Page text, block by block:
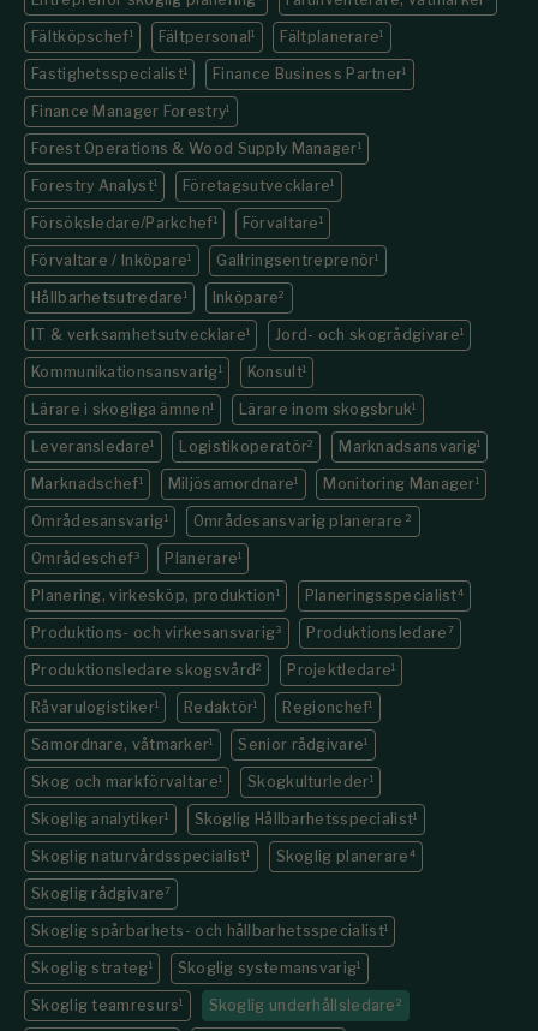
Fältköpschef1 Fältpersonal1 Fältplanerare1
Fastighets­specialist1 Finance Business Partner1
Finance Manager Forestry1
Forest Operations & Wood Supply Manager1
Forestry Analyst1 Företagsutvecklare1
Försöksledare/Parkchef1 Förvaltare 1
Förvaltare / Inköpare1 Gallringsentreprenör1
Hållbarhetsutredare 1 Inköpare2
IT & verksamhetsutvecklare1 Jord- och skogrådgivare1
Kommunikations­ansvarig1 Konsult1
Lärare i skogliga ämnen1 Lärare inom skogsbruk1
Leveransledare1 Logistikoperatör2 Marknadsansvarig1
Marknadschef1 Miljösamordnare1 Monitoring Manager1
Områdesansvarig1 Områdesansvarig planerare2
Områdeschef3 Planerare1
Planering, virkesköp, produktion 1 Planeringsspecialist4
Produktions- och virkesansvarig3 Produktionsledare 7
Produktionsledare skogsvård2 Projektledare1
Råvarulogistiker1 Redaktör1 Regionchef1
Samordnare, våtmarker1 Senior rådgivare1
Skog och markförvaltare1 Skogkulturleder1
Skoglig analytiker1 Skoglig Hållbarhetsspecialist1
Skoglig naturvårdsspecialist1 Skoglig planerare 4
Skoglig rådgivare7
Skoglig spårbarhets- och hållbarhetsspecialist1
Skoglig strateg1 Skoglig systemansvarig1
Skoglig teamresurs1 Skoglig underhållsledare 2